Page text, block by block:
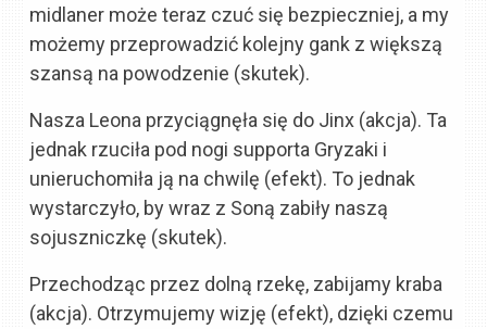
midlaner może teraz czuć się bezpieczniej, a my
możemy przeprowadzić kolejny gank z większą
szansą na powodzenie (skutek).
Nasza Leona przyciągnęła się do Jinx (akcja). Ta
jednak rzuciła pod nogi supporta Gryzaki i
unieruchomiła ją na chwilę (efekt). To jednak
wystarczyło, by wraz z Soną zabiły naszą
sojuszniczkę (skutek).
Przechodząc przez dolną rzekę, zabijamy kraba
(akcja). Otrzymujemy wizję (efekt), dzięki czemu